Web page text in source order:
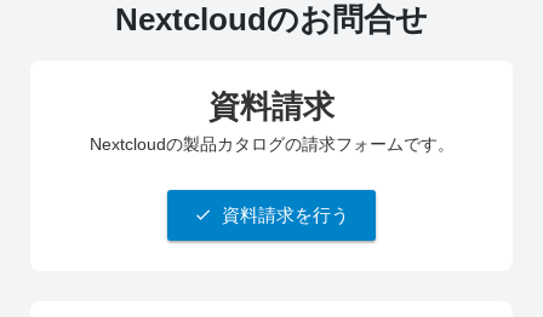
Nextcloudのお問合せ
資料請求
Nextcloudの製品カタログの請求フォームです。
資料請求を行う